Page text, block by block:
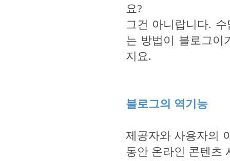
요?
그건 아니랍니다.
는 방법이 블로그이
지요.
블로그의 역기능
제공자와 사용자의
동안 온라인 콘텐츠